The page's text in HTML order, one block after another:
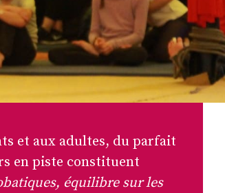
et aux adultes, du parfait
en piste constituent
équilibre sur les